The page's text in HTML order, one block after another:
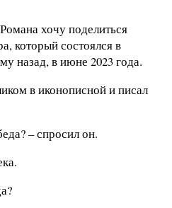
хочу поделиться
который состоялся в
назад, в июне 2023 года.
в иконописной и писал
– спросил он.